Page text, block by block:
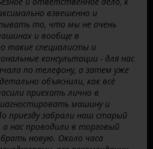
взвешенно и
то, что мы не очень
и вообще в
такие специалисты и
консультации - для нас
по телефону, а затем уже
объяснили, как всё
приехать лично в
машину и
приезду забрали наш старый
нас проводили в торговый
новую. Около часа